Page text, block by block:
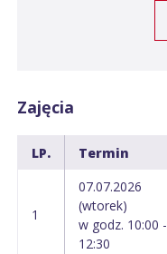
Zajęcia
LP. Termin
1
07.07.2026
(wtorek)
w godz. 10:00 -
12:30